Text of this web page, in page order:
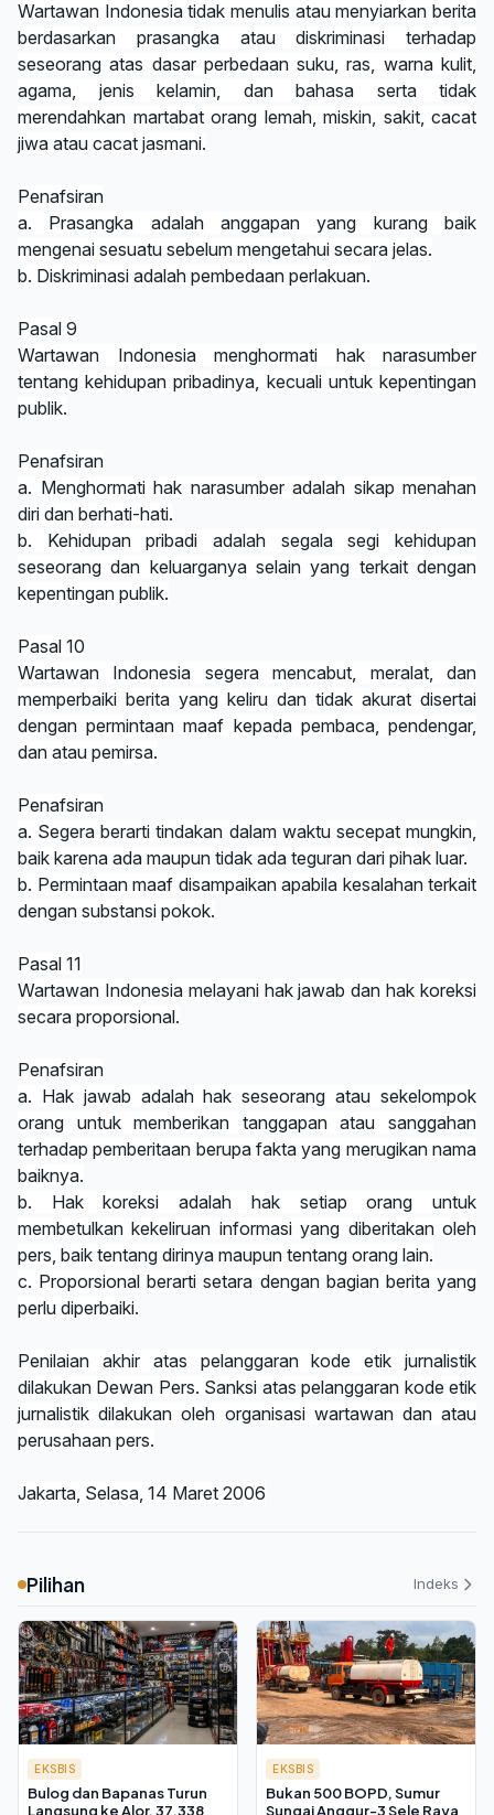
Wartawan Indonesia tidak menulis atau menyiarkan berita
berdasarkan prasangka atau diskriminasi terhadap
seseorang atas dasar perbedaan suku, ras, warna kulit,
agama, jenis kelamin, dan bahasa serta tidak
merendahkan martabat orang lemah, miskin, sakit, cacat
jiwa atau cacat jasmani.
Penafsiran
a. Prasangka adalah anggapan yang kurang baik
mengenai sesuatu sebelum mengetahui secara jelas.
b. Diskriminasi adalah pembedaan perlakuan.
Pasal 9
Wartawan Indonesia menghormati hak narasumber
tentang kehidupan pribadinya, kecuali untuk kepentingan
publik.
Penafsiran
a. Menghormati hak narasumber adalah sikap menahan
diri dan berhati-hati.
b. Kehidupan pribadi adalah segala segi kehidupan
seseorang dan keluarganya selain yang terkait dengan
kepentingan publik.
Pasal 10
Wartawan Indonesia segera mencabut, meralat, dan
memperbaiki berita yang keliru dan tidak akurat disertai
dengan permintaan maaf kepada pembaca, pendengar,
dan atau pemirsa.
Penafsiran
a. Segera berarti tindakan dalam waktu secepat mungkin,
baik karena ada maupun tidak ada teguran dari pihak luar.
b. Permintaan maaf disampaikan apabila kesalahan terkait
dengan substansi pokok.
Pasal 11
Wartawan Indonesia melayani hak jawab dan hak koreksi
secara proporsional.
Penafsiran
a. Hak jawab adalah hak seseorang atau sekelompok
orang untuk memberikan tanggapan atau sanggahan
terhadap pemberitaan berupa fakta yang merugikan nama
baiknya.
b. Hak koreksi adalah hak setiap orang untuk
membetulkan kekeliruan informasi yang diberitakan oleh
pers, baik tentang dirinya maupun tentang orang lain.
c. Proporsional berarti setara dengan bagian berita yang
perlu diperbaiki.
Penilaian akhir atas pelanggaran kode etik jurnalistik
dilakukan Dewan Pers. Sanksi atas pelanggaran kode etik
jurnalistik dilakukan oleh organisasi wartawan dan atau
perusahaan pers.
Jakarta, Selasa, 14 Maret 2006
Pilihan Indeks
EKSBIS
Bulog dan Bapanas Turun
Langsung ke Alor, 37.338
EKSBIS
Bukan 500 BOPD, Sumur
Sungai Anggur-3 Sele Raya